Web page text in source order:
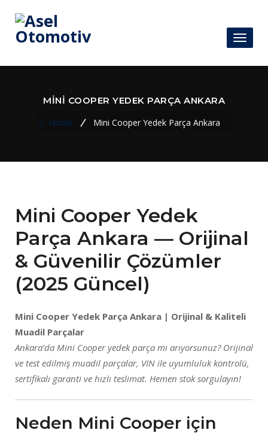
Toggle
MINI COOPER YEDEK PARÇA ANKARA
Home
Mini Cooper Yedek Parça Ankara
Mini Cooper Yedek
Parça Ankara — Orijinal
& Güvenilir Çözümler
(2025 Güncel)
Mini Cooper Yedek Parça Ankara | Orijinal & Kaliteli
Muadil Parçalar
Ankara’da Mini Cooper yedek parça mı arıyorsunuz? Orijinal
ve test edilmiş muadil parçalar, VIN ile uyumluluk kontrolü,
sertifikalı garanti ve hızlı teslimat. Hemen stok sorgulayın!
Neden Mini Cooper için